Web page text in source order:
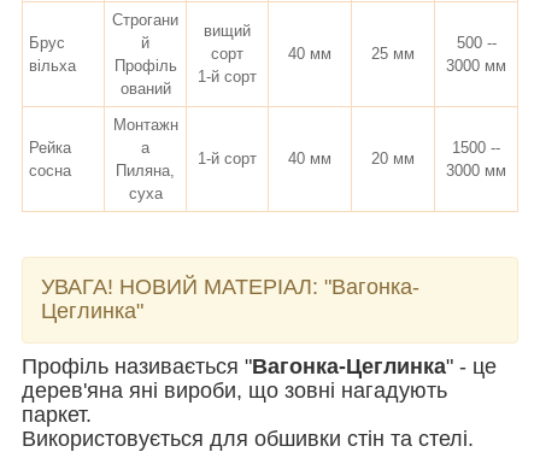
Брус
вільха
Строгани
й
Профіль
ований
вищий
сорт
1-й сорт
40 мм 25 мм
500 --
3000 мм
Рейка
сосна
Монтажн
а
Пиляна,
суха
1-й сорт 40 мм 20 мм
1500 --
3000 мм
УВАГА! НОВИЙ МАТЕРІАЛ: "Вагонка-
Цеглинка"
Профіль називається "Вагонка-Цеглинка" - це
дерев'яна яні вироби, що зовні нагадують
паркет.
Використовується для обшивки стін та стелі.